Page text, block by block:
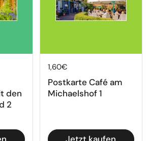
den
2
Regulärer Preis
1,60€
Postkarte Café am
Michaelshof 1